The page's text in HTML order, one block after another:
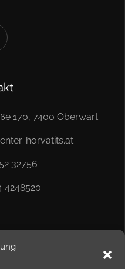
170, 7400 Oberwart
horvatits.at
32756
4248520